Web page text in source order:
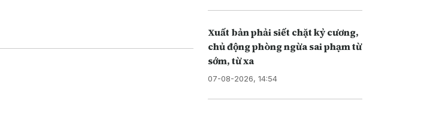
Xuất bản phải siết chặt kỷ cương,
chủ động phòng ngừa sai phạm từ
sớm, từ xa
07-08-2026, 14:54